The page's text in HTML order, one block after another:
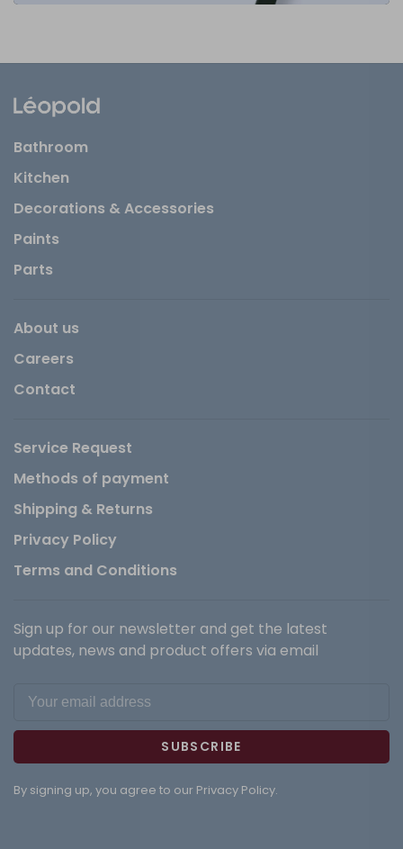
Bathroom
Kitchen
Decorations & Accessories
Paints
Parts
About us
Careers
Contact
Service Request
Methods of payment
Shipping & Returns
Privacy Policy
Terms and Conditions
Sign up for our newsletter and get the latest
updates, news and product offers via email
SUBSCRIBE
By signing up, you agree to our Privacy Policy.